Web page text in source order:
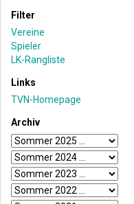
Filter
Vereine
Spieler
LK-Rangliste
Links
TVN-Homepage
Archiv